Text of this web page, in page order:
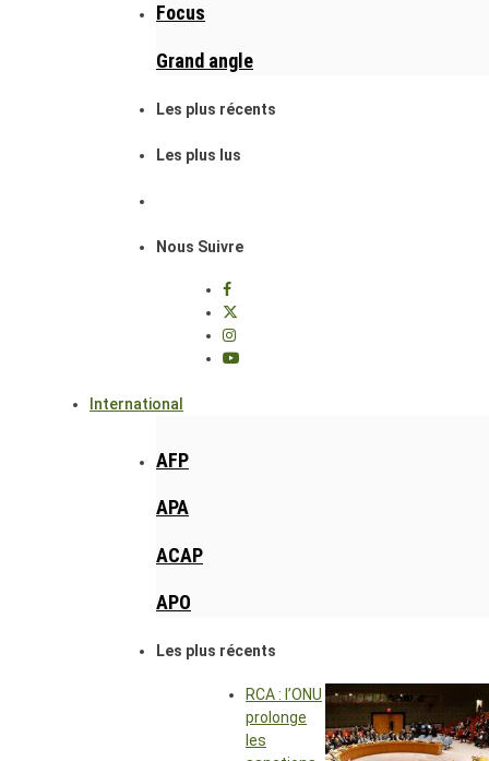
Focus
Grand angle
Les plus récents
Les plus lus
Nous Suivre
International
AFP
APA
ACAP
APO
Les plus récents
RCA : l’ONU
prolonge
les